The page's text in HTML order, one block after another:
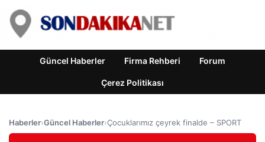
Güncel Haberler Firma Rehberi Forum
Çerez Politikası
Haberler›Güncel Haberler›Çocuklarımız çeyrek finalde – SPORT